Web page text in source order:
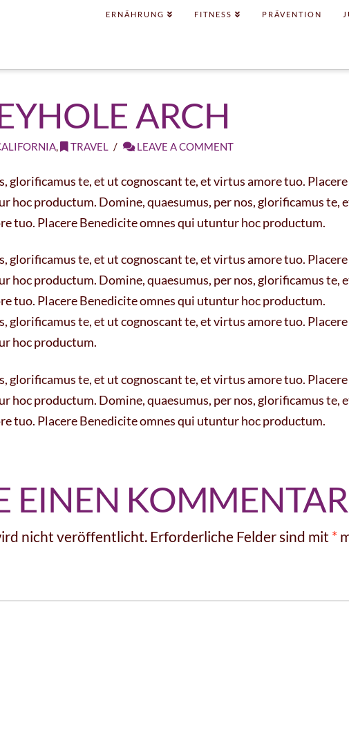
ERNÄHRUNG FITNESS PRÄVENTION
ARCH
, TRAVEL LEAVE A COMMENT
glorificamus te, et ut cognoscant te, et virtus amore tuo. Placere
hoc productum. Domine, quaesumus, per nos, glorificamus te,
tuo. Placere Benedicite omnes qui utuntur hoc productum.
glorificamus te, et ut cognoscant te, et virtus amore tuo. Placere
hoc productum. Domine, quaesumus, per nos, glorificamus te,
tuo. Placere Benedicite omnes qui utuntur hoc productum.
glorificamus te, et ut cognoscant te, et virtus amore tuo. Placere
hoc productum.
glorificamus te, et ut cognoscant te, et virtus amore tuo. Placere
hoc productum. Domine, quaesumus, per nos, glorificamus te,
tuo. Placere Benedicite omnes qui utuntur hoc productum.
EINEN KOMMENTAR
nicht veröffentlicht. Erforderliche Felder sind mit *